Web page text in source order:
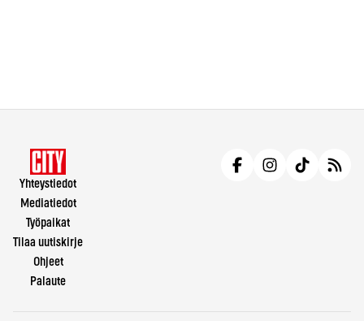
Yhteystiedot
Mediatiedot
Työpaikat
Tilaa uutiskirje
Ohjeet
Palaute